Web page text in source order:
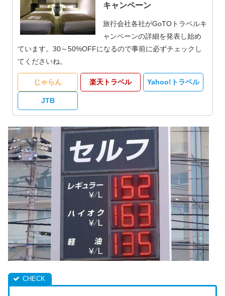
キャンペーン
旅行会社各社がGoTOトラベルキ
ャンペーンの詳細を発表し始め
ています。30～50%OFFになるので事前に必ずチェックし
てくださいね。
じゃらん 楽天トラベル Yahoo!トラベル
JTB